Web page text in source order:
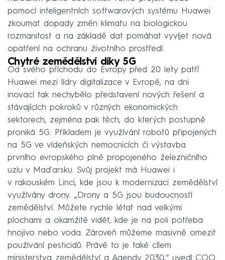
pomocí inteligentních softwarových systému Huawei
zkoumat dopady změn klimatu na biologickou
rozmanitost a na základě dat pomáhat vyvíjet nová
opatření na ochranu životního prostředí.
Chytré zemědělství díky 5G
Od svého příchodu do Evropy před 20 lety patří
Huawei mezi lídry digitalizace v Evropě, na dni
inovací tak nechybělo představení nových řešení a
stávajících pokroků v různých ekonomických
sektorech, zejména pak těch, do kterých postupně
proniká 5G. Příkladem je využívání robotů připojených
na 5G ve vídeňských nemocnicích či výstavba
prvního evropského plně propojeného železničního
uzlu v Maďarsku. Svůj projekt má Huawei i
v rakouském Linci, kde jsou k modernizaci zemědělství
využívány drony. „Drony a 5G jsou budoucností
zemědělství. Můžete rychle létat nad velkými
plochami a okamžitě vidět, kde je na poli potřeba
hnojivo nebo voda. Zároveň můžeme masivně omezit
používání pesticidů. Právě to je také cílem
ministerstva zemědělství a Agendy 2030,“ uvedl COO